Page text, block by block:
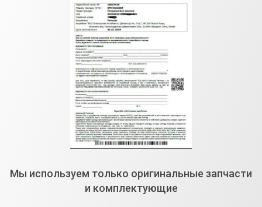
Мы используем только оригинальные запчасти
и комплектующие